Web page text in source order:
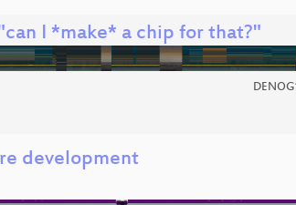
I *make* a chip for that?"
development